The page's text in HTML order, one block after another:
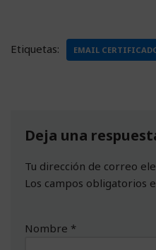
Etiquetas: EMAIL
Deja una
Tu dirección de correo
Los campos obligatorios
Nombre *